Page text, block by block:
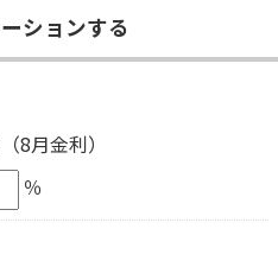
ションする
8月金利）
％